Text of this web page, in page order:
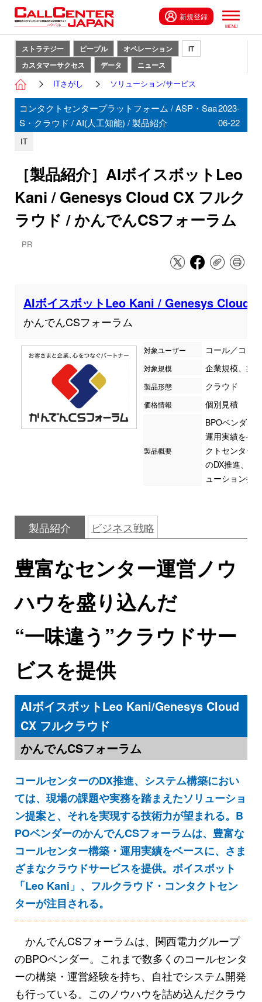
新規登録
ストラテジー ピープル オペレーション
IT
カスタマーサクセス
データ ニュース
ITさがし ソリューション/サービス
コンタクトセンタープラットフォーム / ASP・Saa
S・クラウド / AI(人工知能) / 製品紹介
2023-
06-22
IT
［製品紹介］AIボイスボットLeo
Kani / Genesys Cloud CX フルク
ラウド / かんでんCSフォーラム
PR
AIボイスボットLeo Kani / Genesys Cloud
かんでんCSフォーラム
対象ユーザー コール／コン
対象規模 企業規模、業
製品形態 クラウド
価格情報 個別見積
製品概要
BPOベンダー
運用実績をベ
クトセンター
のDX推進、シ
ューション提
製品紹介 ビジネス戦略
豊富なセンター運営ノウ
ハウを盛り込んだ
“一味違う”クラウドサー
ビスを提供
AIボイスボットLeo Kani/Genesys Cloud
CX フルクラウド
かんでんCSフォーラム
コールセンターのDX推進、システム構築におい
ては、現場の課題や実務を踏まえたソリューショ
ン提案と、それを実現する技術力が望まれる。B
POベンダーのかんでんCSフォーラムは、豊富な
コールセンター構築・運用実績をベースに、さま
ざまなクラウドサービスを提供。ボイスボット
「Leo Kani」、フルクラウド・コンタクトセン
ターが注目される。
かんでんCSフォーラムは、関西電力グループ
のBPOベンダー。これまで数多くのコールセンタ
ーの構築・運営経験を持ち、自社でシステム開発
も行っている。このノウハウを詰め込んだクラウ